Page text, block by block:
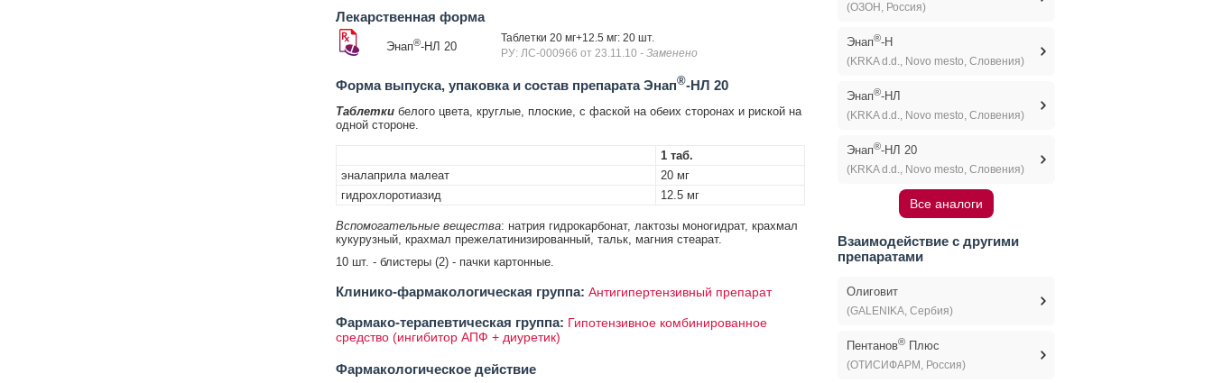
Лекарственная форма
Энап®-НЛ 20
Таблетки 20 мг+12.5 мг: 20 шт.
РУ: ЛС-000966 от 23.11.10 - Заменено
Форма выпуска, упаковка и состав препарата Энап®-НЛ 20
Таблеткибелого цвета, круглые, плоские, с фаской на обеих сторонах и риской на
одной стороне.
1 таб.
эналаприла малеат
20 мг
гидрохлоротиазид
12.5 мг
Вспомогательные вещества: натрия гидрокарбонат, лактозы моногидрат, крахмал
кукурузный, крахмал прежелатинизированный, тальк, магния стеарат.
10 шт. - блистеры (2) - пачки картонные.
Клинико-фармакологическая группа: Антигипертензивный препарат
Фармако-терапевтическая группа: Гипотензивное комбинированное
средство (ингибитор АПФ + диуретик)
Фармакологическое действие
(ОЗОН, Россия)
Энап®-H
(KRKA d.d., Novo mesto, Словения)
Энап®-НЛ
(KRKA d.d., Novo mesto, Словения)
Энап®-НЛ 20
(KRKA d.d., Novo mesto, Словения)
Все аналоги
Взаимодействие с другими
препаратами
Олиговит
(GALENIKA, Сербия)
Пентанов®Плюс
(ОТИСИФАРМ, Россия)